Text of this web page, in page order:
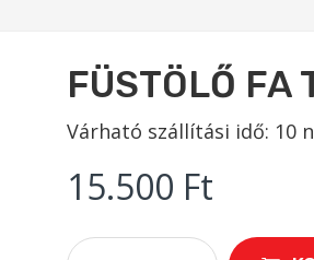
FÜSTÖLŐ FA
Várható szállítási idő: 10
15.500 Ft